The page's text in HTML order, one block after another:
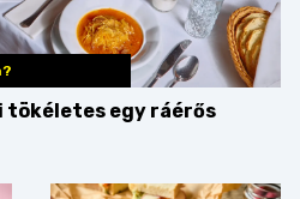
tökéletes egy ráérős